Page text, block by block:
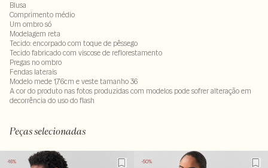
Blusa
Comprimento médio
Um ombro só
Modelagem reta
Tecido: encorpado com toque de pêssego
Tecido fabricado com viscose de reflorestamento
Pregas no ombro
Fendas laterais
Modelo mede 1,76cm e veste tamanho 36
A cor do produto nas fotos produzidas com modelos pode sofrer alteração em
decorrência do uso do flash
Peças selecionadas
-16% -50%